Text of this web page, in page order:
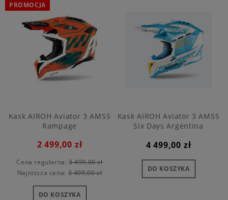
Kask AIROH Aviator 3 AMSS
Rampage
2 499,00 zł
Cena regularna: 3 499,00 zł
Najniższa cena:3 499,00 zł
DO KOSZYKA
PROMOCJA
Kask AIROH Aviator 3 AMSS
Six Days Argentina
4 499,00 zł
DO KOSZYKA